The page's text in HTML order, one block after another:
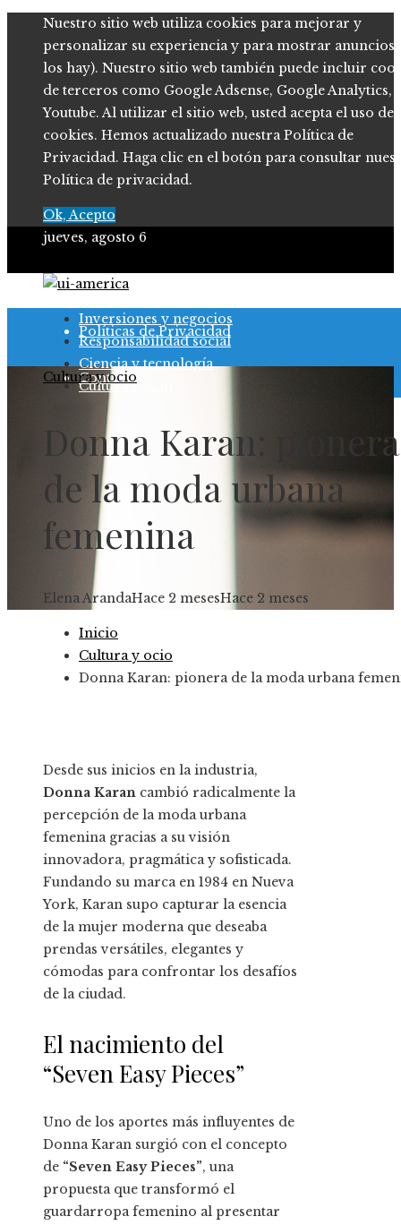
Nuestro sitio web utiliza cookies para mejorar y
personalizar su experiencia y para mostrar anuncios
los hay). Nuestro sitio web también puede incluir
de terceros como Google Adsense, Google Analytics,
Youtube. Al utilizar el sitio web, usted acepta el uso de
cookies. Hemos actualizado nuestra Política de
Privacidad. Haga clic en el botón para consultar
Política de privacidad.
Ok, Acepto
jueves, agosto 6
Quiénes somos
Políticas de Privacidad
Contacto
Inversiones y negocios
Responsabilidad social
Ciencia y tecnología
Cultura y ocio
Cultura y ocio
Donna Karan: pionera
de la moda urbana
femenina
Elena ArandaHace 2 mesesHace 2 meses
Inicio
Cultura y ocio
Donna Karan: pionera de la moda urbana
Desde sus inicios en la industria,
Donna Karan cambió radicalmente la
percepción de la moda urbana
femenina gracias a su visión
innovadora, pragmática y sofisticada.
Fundando su marca en 1984 en Nueva
York, Karan supo capturar la esencia
de la mujer moderna que deseaba
prendas versátiles, elegantes y
cómodas para confrontar los desafíos
de la ciudad.
El nacimiento del
“Seven Easy Pieces”
Uno de los aportes más influyentes de
Donna Karan surgió con el concepto
de “Seven Easy Pieces”, una
propuesta que transformó el
guardarropa femenino al presentar